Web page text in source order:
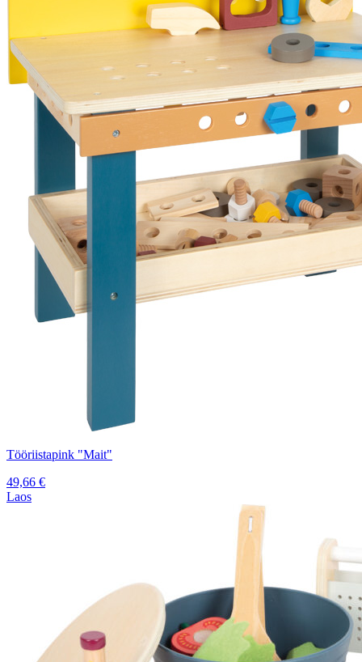
Tööriistapink "Mait"
49,66 €
Laos